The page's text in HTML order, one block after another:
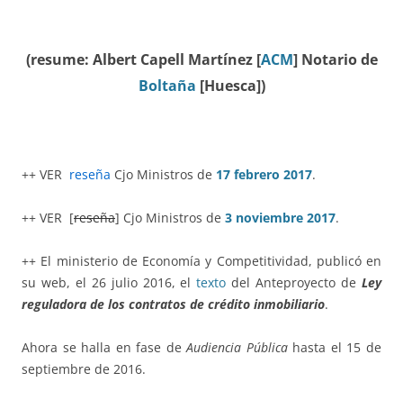
(resume: Albert Capell Martínez [ACM] Notario de
Boltaña [Huesca])
++ VER reseña Cjo Ministros de 17 febrero 2017.
++ VER [reseña] Cjo Ministros de 3 noviembre 2017.
++ El ministerio de Economía y Competitividad, publicó en
su web, el 26 julio 2016, eltexto del Anteproyecto deLey
reguladora de los contratos de crédito inmobiliario.
Ahora se halla en fase deAudiencia Públicahasta el 15 de
septiembre de 2016.